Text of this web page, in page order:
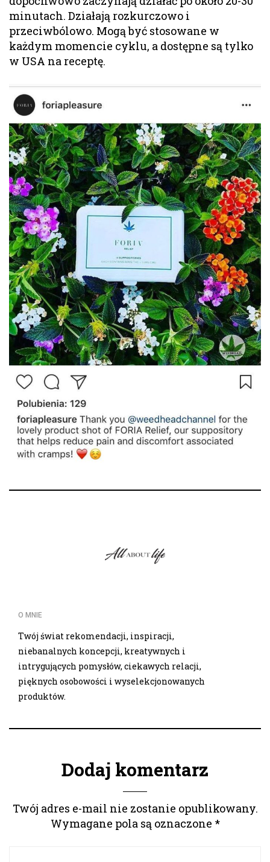
minutach. Działają rozkurczowo i
przeciwbólowo. Mogą być stosowane w
każdym momencie cyklu, a dostępne są tylko
w USA na receptę.
O MNIE
Twój świat rekomendacji, inspiracji,
niebanalnych koncepcji, kreatywnych i
intrygujących pomysłów, ciekawych relacji,
pięknych osobowości i wyselekcjonowanych
produktów.
Dodaj komentarz
Twój adres e-mail nie zostanie opublikowany.
Wymagane pola są oznaczone *